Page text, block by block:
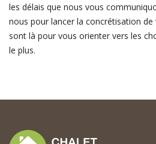
les délais que nous vous
nous pour lancer la concrétisation
sont là pour vous orienter vers les
le plus.